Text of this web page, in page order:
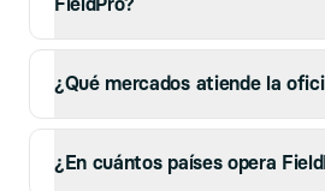
FieldPro?
¿Qué mercados atiende la
¿En cuántos países opera